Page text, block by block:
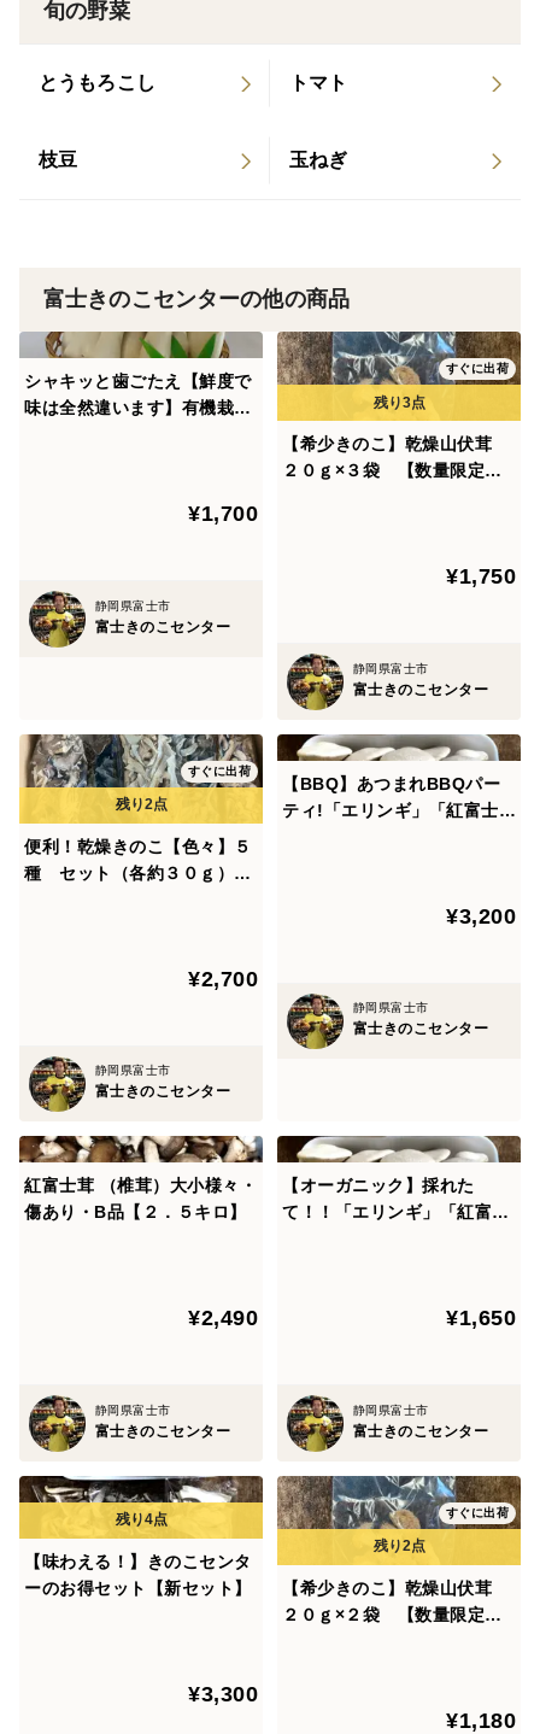
消費レシピにも最適です。ジューシーな本物の味を、お
旬の野菜
とうもろこし トマト
枝豆 玉ねぎ
富士きのこセンターの他の商品
シャキッと歯ごたえ【鮮度で
味は全然違います】有機栽培
¥1,700
静岡県富士市
富士きのこセンター
すぐに出荷
【希少きのこ】乾燥山伏茸
２０ｇ×３袋 【数量限定】
¥1,750
静岡県富士市
富士きのこセンター
すぐに出荷
便利！乾燥きのこ【色々】５
種 セット（各約３０ｇ）き
¥2,700
静岡県富士市
富士きのこセンター
【BBQ】あつまれBBQパー
ティ!「エリンギ」「紅富士
¥3,200
静岡県富士市
富士きのこセンター
紅富士茸 （椎茸）大小様々・
傷あり・B品【２．５キロ】
¥2,490
静岡県富士市
富士きのこセンター
【オーガニック】採れた
て！！「エリンギ」「紅富士
¥1,650
静岡県富士市
富士きのこセンター
【味わえる！】きのこセンタ
ーのお得セット【新セット】
¥3,300
すぐに出荷
【希少きのこ】乾燥山伏茸
２０ｇ×２袋 【数量限定】
¥1,180